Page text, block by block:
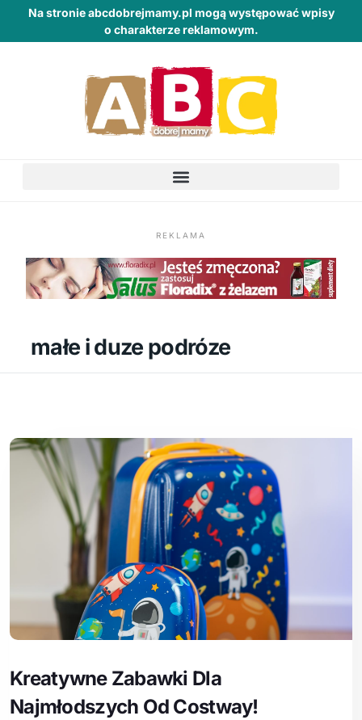
Na stronie abcdobrejmamy.pl mogą występować wpisy
o charakterze reklamowym.
REKLAMA
małe i duze podróze
Kreatywne Zabawki Dla
Najmłodszych Od Costway!